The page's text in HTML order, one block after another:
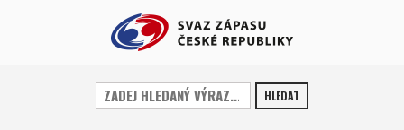
HLEDAT